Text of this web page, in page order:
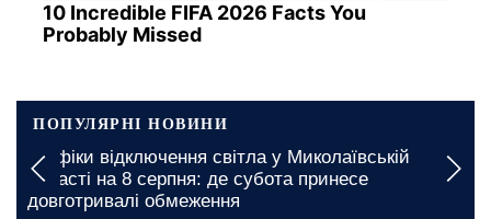
10 Incredible FIFA 2026 Facts You
Probably Missed
ПОПУЛЯРНІ НОВИНИ
Вводяться тривалі обмеження: в Херсоні
запроваджено нові графіки відключення води